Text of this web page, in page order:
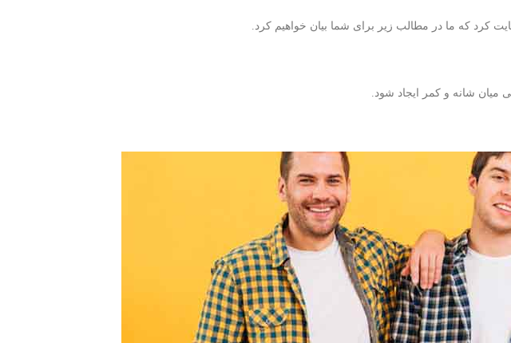
کرد که ما در مطالب زیر برای شما بیان خواهیم کرد.
شانه و کمر ایجاد شود.